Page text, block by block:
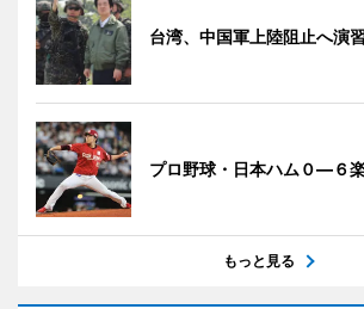
台湾、中国軍上陸阻止へ演
プロ野球・日本ハム０―６
もっと見る